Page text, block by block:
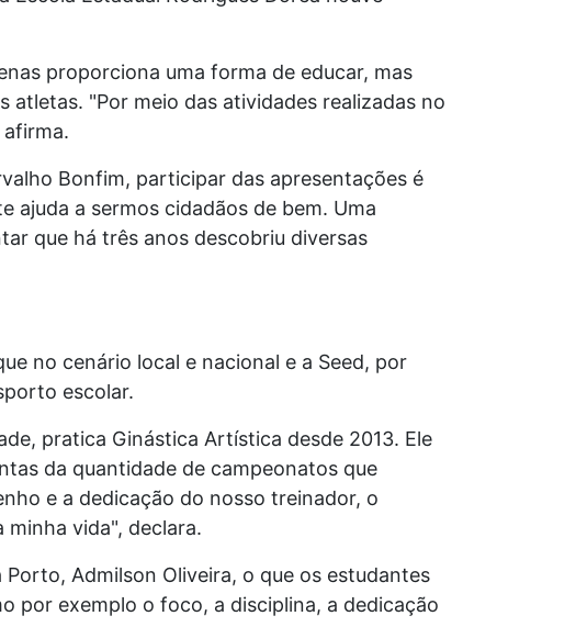
proporciona uma forma de educar, mas
"Por meio das atividades realizadas no
Bonfim, participar das apresentações é
ajuda a sermos cidadãos de bem. Uma
que há três anos descobriu diversas
no cenário local e nacional e a Seed, por
escolar.
pratica Ginástica Artística desde 2013. Ele
da quantidade de campeonatos que
e a dedicação do nosso treinador, o
vida", declara.
Admilson Oliveira, o que os estudantes
por exemplo o foco, a disciplina, a dedicação